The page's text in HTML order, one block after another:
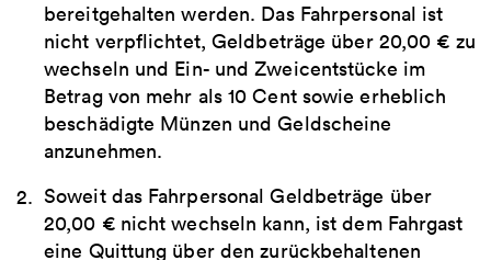
bereitgehalten werden. Das Fahrpersonal ist
nicht verpflichtet, Geldbeträge über 20,00 € zu
wechseln und Ein- und Zweicentstücke im
Betrag von mehr als 10 Cent sowie erheblich
beschädigte Münzen und Geldscheine
anzunehmen.
Soweit das Fahrpersonal Geldbeträge über
20,00 € nicht wechseln kann, ist dem Fahrgast
eine Quittung über den zurückbehaltenen